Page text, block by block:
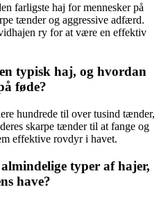
farligste haj for mennesker på
tænder og aggressive adfærd.
ry for at være en effektiv
typisk haj, og hvordan
føde?
hundrede til over tusind tænder,
skarpe tænder til at fange og
effektive rovdyr i havet.
typer af hajer,
have?